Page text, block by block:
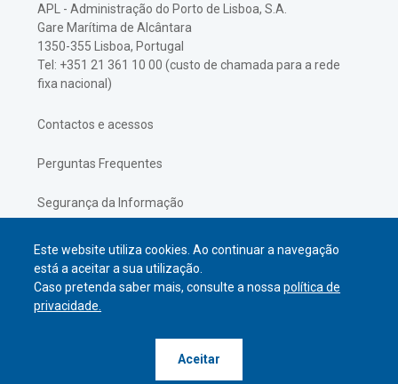
Este website utiliza cookies. Ao continuar a navegação
está a aceitar a sua utilização.
Caso pretenda saber mais, consulte a nossapolítica de
privacidade.
Aceitar
APL - Administração do Porto de Lisboa, S.A.
Gare Marítima de Alcântara
1350-355 Lisboa, Portugal
Tel: +351 21 361 10 00 (custo de chamada para a rede
fixa nacional)
Contactos e acessos
Perguntas Frequentes
Segurança da Informação
Política de Privacidade
© APL Administração do Porto de